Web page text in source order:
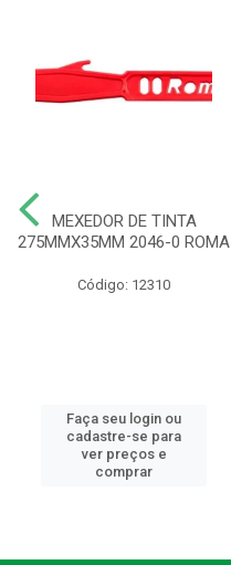
MEXEDOR DE TINTA
275MMX35MM 2046-0 ROMA
Código: 12310
Faça seu login ou
cadastre-se para
ver preços e
comprar